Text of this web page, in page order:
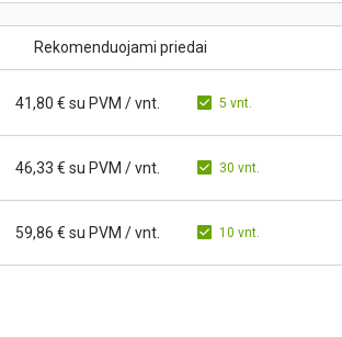
Rekomenduojami priedai
41,80 €su PVM/ vnt. 5 vnt.
46,33 €su PVM/ vnt. 30 vnt.
59,86 €su PVM/ vnt. 10 vnt.